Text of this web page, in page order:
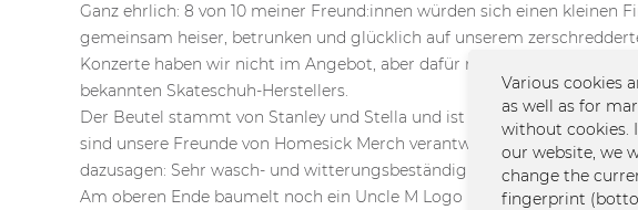
Ganz ehrlich: 8 von 10 meiner Freund:innen würden sich einen kleinen
gemeinsam heiser, betrunken und glücklich auf unserem
Konzerte haben wir nicht im Angebot, aber dafür neuen Idle Class
bekannten Skateschuh-Herstellers.
Der Beutel stammt von Stanley und Stella und ist so fair hergestellt
sind unsere Freunde von Homesick Merch verantwortlich – schicker
dazusagen: Sehr wasch- und witterungsbeständig!
Am oberen Ende baumelt noch ein Uncle M Logo (liebevoll per Hand
Various cookies
as well as for
without cookies.
our website, we
change the
fingerprint